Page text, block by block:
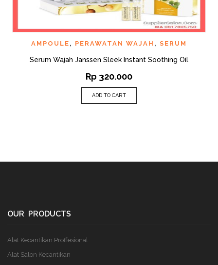
AMPOULE , PERAWATAN WAJAH , SERUM
Serum Wajah Janssen Sleek Instant Soothing Oil
Rp 320.000
ADD TO CART
OUR PRODUCTS
Alat Kecantikan Proffesional
Alat Salon Kecantikan